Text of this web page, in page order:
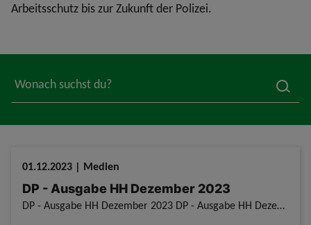
Arbeitsschutz bis zur Zukunft der Polizei.
01.12.2023 | Medien
DP - Ausgabe HH Dezember 2023
DP - Ausgabe HH Dezember 2023 DP - Ausgabe HH Dezember 2023